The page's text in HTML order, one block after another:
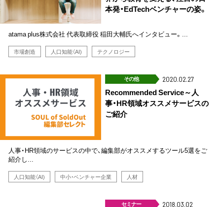
本発・EdTechベンチャーの姿。
atama plus株式会社 代表取締役 稲田大輔氏へインタビュー。...
市場創造 人口知能（AI) テクノロジー
その他 2020.02.27
Recommended Service～人
事・HR領域オススメサービスの
ご紹介
人事・HR領域のサービスの中で、編集部がオススメするツール5選をご
紹介し...
人口知能（AI) 中小・ベンチャー企業 人材
セミナー 2018.03.02